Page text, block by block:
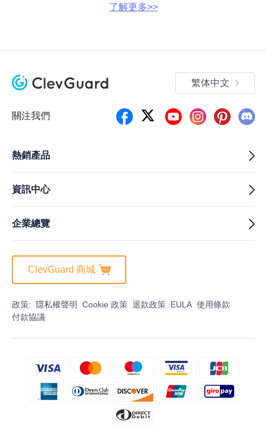
了解更多>>
關注我們
繁体中文
熱銷產品
資訊中心
企業總覽
ClevGuard 商城
政策: 隱私權聲明 Cookie 政策 退款政策 EULA 使用條款
付款協議